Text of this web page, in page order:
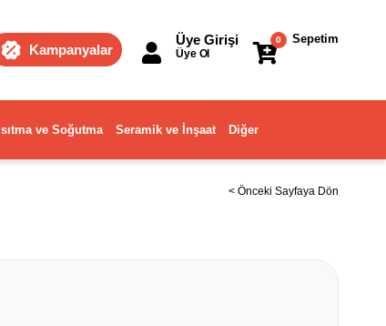
Kampanyalar
Sepetim
0
Üye Girişi
Üye Ol
Isıtma ve Soğutma Seramik ve İnşaat Diğer
< Önceki Sayfaya Dön